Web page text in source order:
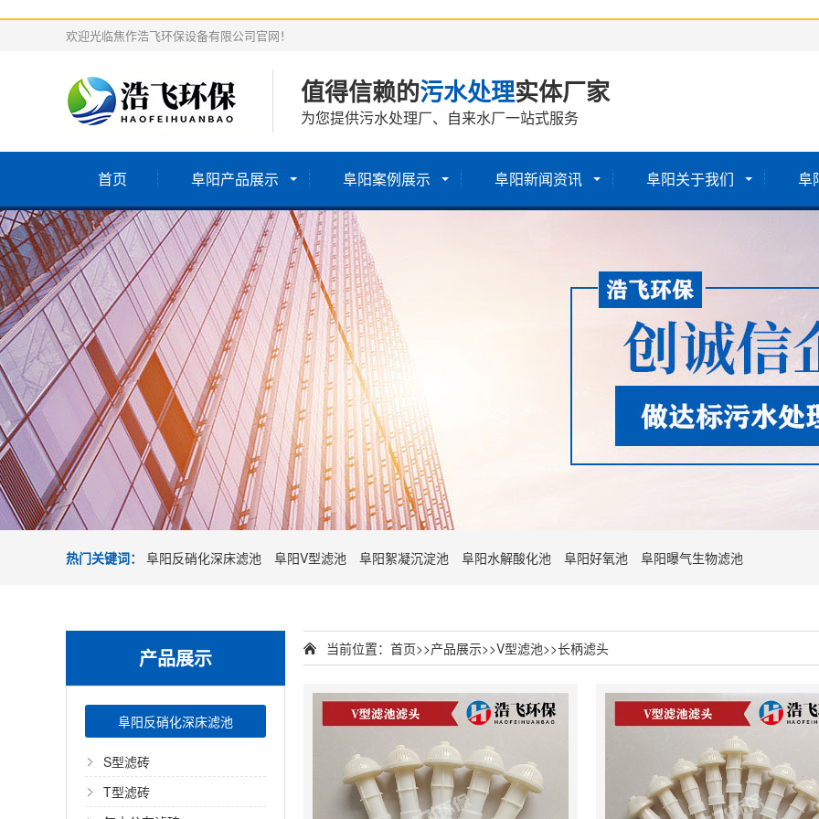
欢迎光临焦作浩飞环保设备有限公司官网！
值得信赖的污水处理实体厂家
为您提供污水处理厂、自来水厂一站式服务
首页 阜阳产品展示 阜阳案例展示 阜阳新闻资讯 阜阳关于我们 阜
热门关键词： 阜阳反硝化深床滤池 阜阳V型滤池 阜阳絮凝沉淀池 阜阳水解酸化池 阜阳好氧池 阜阳曝气生物滤池
产品展示
阜阳反硝化深床滤池
S型滤砖
T型滤砖
当前位置： 首页>>产品展示>>V型滤池>>长柄滤头